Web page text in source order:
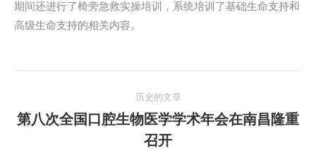
期间还进行了椅旁急救实操培训，系统培训了基础生命支持和
高级生命支持的相关内容。
章
历史的文章
历
史
第八次全国口腔生物医学学术年会在南昌隆重
召开